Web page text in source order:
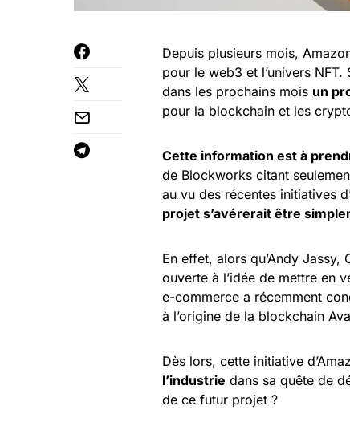
Depuis plusieurs mois,
pour le web3 et l’univers
dans les prochains mois un
pour la blockchain et les
Cette information est à
de Blockworks citant
au vu des récentes initiatives
projet s’avérerait être
En effet, alors qu’Andy Jassy,
ouverte à l’idée de mettre en
e-commerce a récemment
à l’origine de la blockchain
Dès lors, cette initiative
l’industrie dans sa quête de
de ce futur projet ?